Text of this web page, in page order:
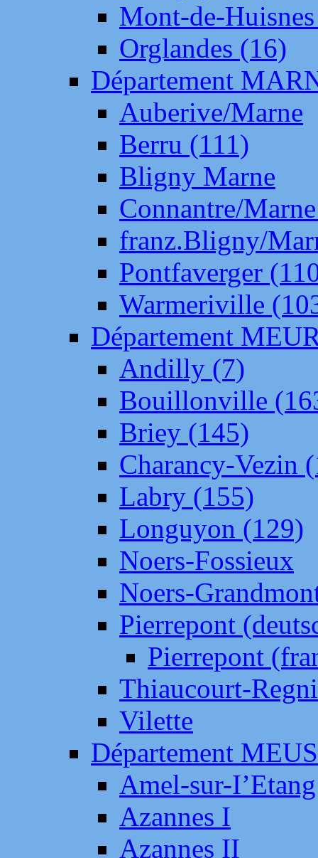
Mont-de-
Orglandes (16)
Département
Auberive/Marne
Berru (111)
Bligny Marne
Connantre/
franz.Bligny/
Pontfaverger
Warmeriville
Département
Andilly (7)
Bouillonville
Briey (145)
Charancy-Vezin
Labry (155)
Longuyon (129)
Noers-Fossieux
Noers-
Pierrepont
Pierrepont
Thiaucourt-
Vilette
Département
Amel-sur-
Azannes I
Azannes II